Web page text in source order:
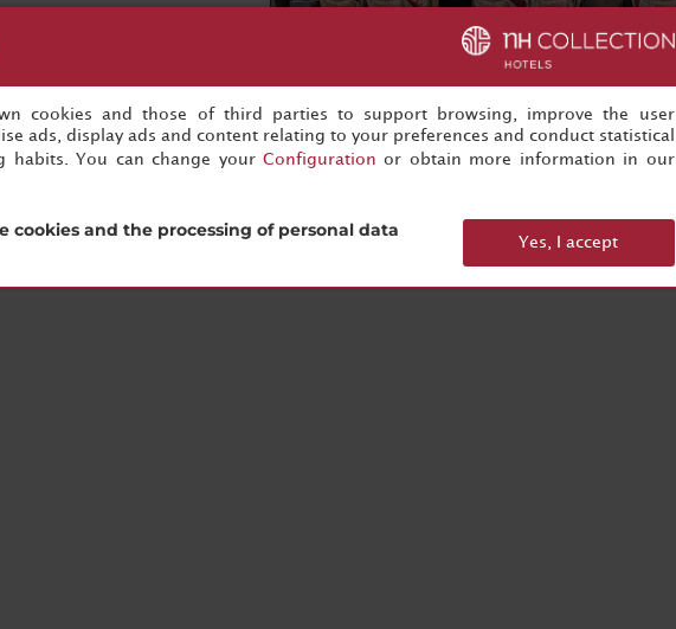
cookies and those of third parties to support browsing, improve the user
ads, display ads and content relating to your preferences and conduct statistical
habits. You can change your Configuration or obtain more information in our
cookies and the processing of personal data
Yes, I accept